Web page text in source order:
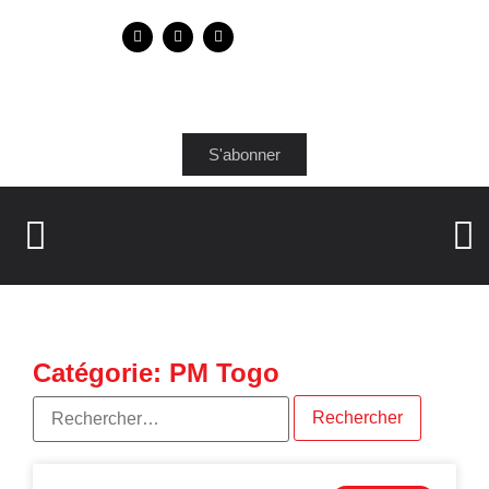
S'abonner
Catégorie: PM Togo